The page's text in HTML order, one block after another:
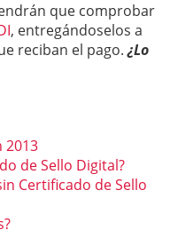
que comprobar
, entregándoselos a
reciban el pago.¿Lo
2013
de Sello Digital?
Certificado de Sello